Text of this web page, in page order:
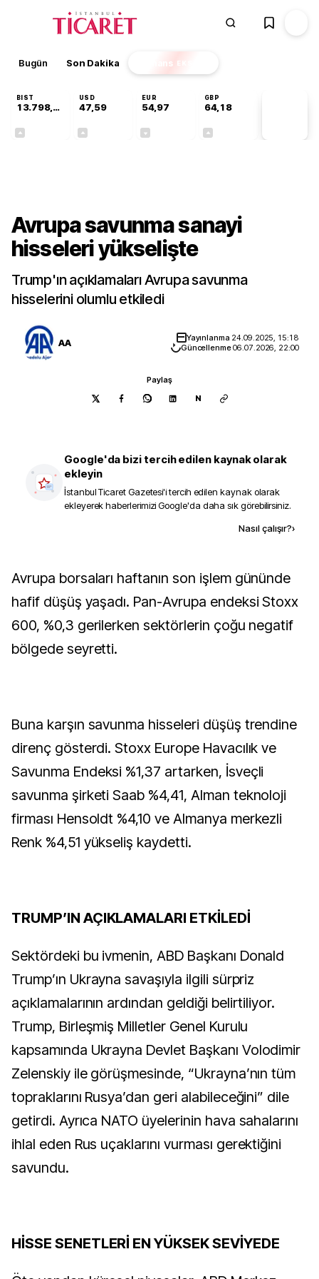
Bugün Son Dakika Finans EKSTRA
BIST
13.798,82
USD
47,59
EUR
54,97
GBP
64,18
Avrupa savunma sanayi
hisseleri yükselişte
Trump'ın açıklamaları Avrupa savunma
hisselerini olumlu etkiledi
AA Yayınlanma 24.09.2025, 15:18
Güncellenme06.07.2026, 22:00
Paylaş
N
Google'da bizi tercih edilen kaynak olarak
ekleyin
İstanbul Ticaret Gazetesi'i tercih edilen kaynak olarak
ekleyerek haberlerimizi Google'da daha sık görebilirsiniz.
Nasıl çalışır?›
Avrupa borsaları haftanın son işlem gününde
hafif düşüş yaşadı. Pan-Avrupa endeksi Stoxx
600, %0,3 gerilerken sektörlerin çoğu negatif
bölgede seyretti.
Buna karşın savunma hisseleri düşüş trendine
direnç gösterdi. Stoxx Europe Havacılık ve
Savunma Endeksi %1,37 artarken, İsveçli
savunma şirketi Saab %4,41, Alman teknoloji
firması Hensoldt %4,10 ve Almanya merkezli
Renk %4,51 yükseliş kaydetti.
TRUMP’IN AÇIKLAMALARI ETKİLEDİ
Sektördeki bu ivmenin, ABD Başkanı Donald
Trump’ın Ukrayna savaşıyla ilgili sürpriz
açıklamalarının ardından geldiği belirtiliyor.
Trump, Birleşmiş Milletler Genel Kurulu
kapsamında Ukrayna Devlet Başkanı Volodimir
Zelenskiy ile görüşmesinde, “Ukrayna’nın tüm
topraklarını Rusya’dan geri alabileceğini” dile
getirdi. Ayrıca NATO üyelerinin hava sahalarını
ihlal eden Rus uçaklarını vurması gerektiğini
savundu.
HİSSE SENETLERİ EN YÜKSEK SEVİYEDE